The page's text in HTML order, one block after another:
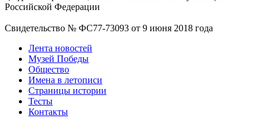
Российской Федерации
Свидетельство № ФС77-73093 от 9 июня 2018 года
Лента новостей
Музей Победы
Общество
Имена в летописи
Страницы истории
Тесты
Контакты